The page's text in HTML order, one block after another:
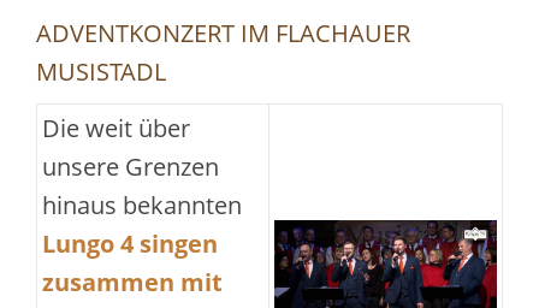
ADVENTKONZERT IM FLACHAUER
MUSISTADL
Die weit über
unsere Grenzen
hinaus bekannten
Lungo 4 singen
zusammen mit